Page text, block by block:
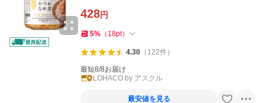
428円
5% （ 18pt）
4.30（ 122件）
最短8/8お届け
LOHACO by アスクル
最安値を見る